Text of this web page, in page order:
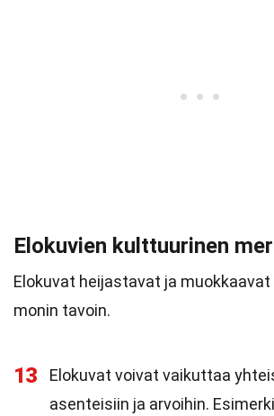
Elokuvien kulttuurinen
Elokuvat heijastavat ja
monin tavoin.
13
Elokuvat voivat vaikuttaa
asenteisiin ja arvoihin.